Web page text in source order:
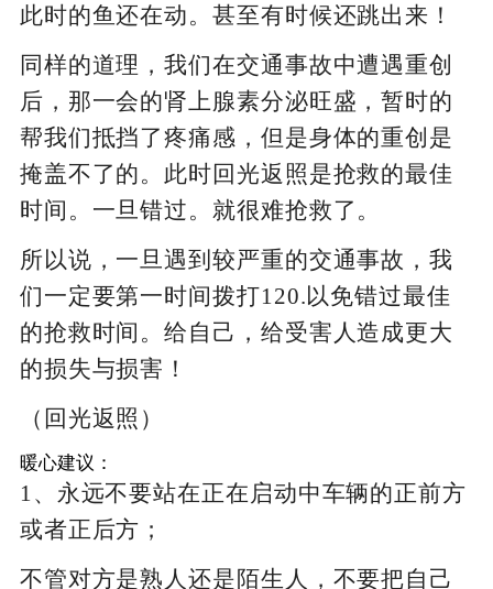
此时的鱼还在动。甚至有时候还跳出来！
同样的道理，我们在交通事故中遭遇重创
后，那一会的肾上腺素分泌旺盛，暂时的
帮我们抵挡了疼痛感，但是身体的重创是
掩盖不了的。此时回光返照是抢救的最佳
时间。一旦错过。就很难抢救了。
所以说，一旦遇到较严重的交通事故，我
们一定要第一时间拨打120.以免错过最佳
的抢救时间。给自己，给受害人造成更大
的损失与损害！
（回光返照）
暖心建议：
1、永远不要站在正在启动中车辆的正前方
或者正后方；
不管对方是熟人还是陌生人，不要把自己